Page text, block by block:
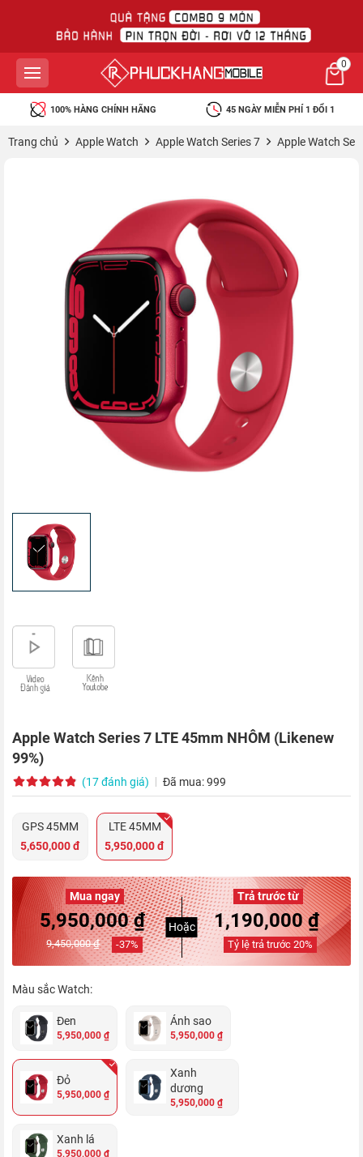
0
100% HÀNG CHÍNH HÃNG 45 NGÀY MIỄN PHÍ 1 ĐỔI 1
Trang chủ Apple Watch Apple Watch Series 7 Apple Watch
Apple Watch Series 7 LTE 45mm NHÔM (Likenew
99%)
(17 đánh giá) Đã mua: 999
GPS 45MM
5,650,000 đ
LTE 45MM
5,950,000 đ
Mua ngay
5,950,000 ₫
9,450,000 ₫ -37%
Hoặc
Trả trước từ
1,190,000 ₫
Tỷ lệ trả trước20%
Màu sắc Watch:
Đen
5,950,000 ₫
Ánh sao
5,950,000 ₫
Đỏ
5,950,000 ₫
Xanh
dương
5,950,000 ₫
Xanh lá
5,950,000 ₫